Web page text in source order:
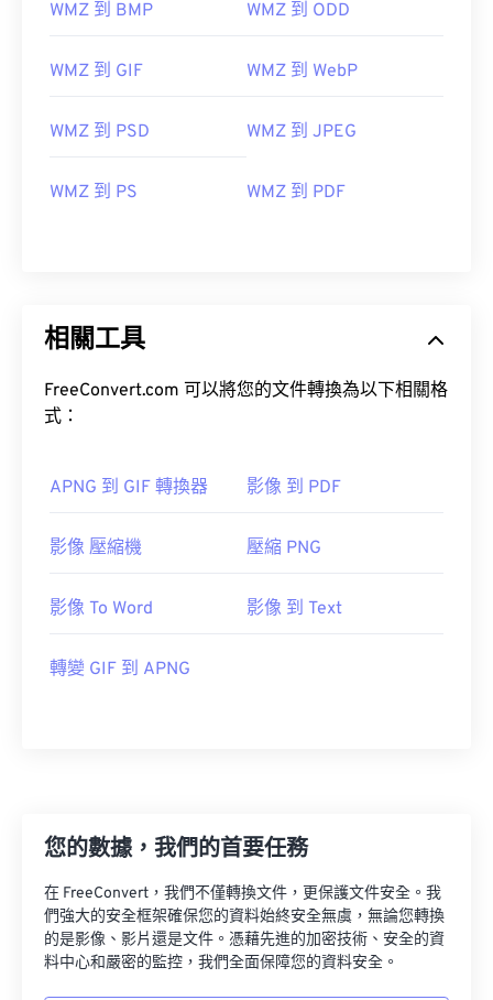
WMZ 到 BMP WMZ 到 ODD
WMZ 到 GIF WMZ 到 WebP
WMZ 到 PSD WMZ 到 JPEG
WMZ 到 PS WMZ 到 PDF
相關工具
FreeConvert.com 可以將您的文件轉換為以下相關格
式：
APNG 到 GIF 轉換器 影像 到 PDF
影像 壓縮機 壓縮 PNG
影像 To Word 影像 到 Text
轉變 GIF 到 APNG
您的數據，我們的首要任務
在 FreeConvert，我們不僅轉換文件，更保護文件安全。我
們強大的安全框架確保您的資料始終安全無虞，無論您轉換
的是影像、影片還是文件。憑藉先進的加密技術、安全的資
料中心和嚴密的監控，我們全面保障您的資料安全。